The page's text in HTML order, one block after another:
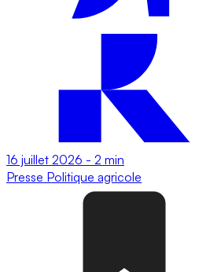
16 juillet 2026 - 2 min
Presse Politique agricole